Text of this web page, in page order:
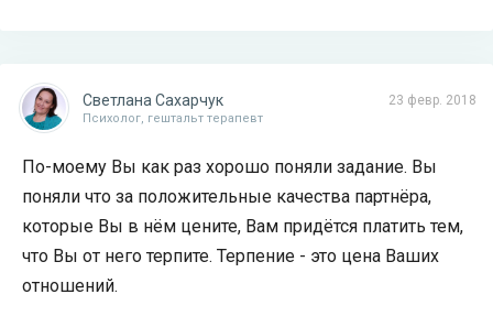
23 февр. 2018
Светлана Сахарчук
Психолог, гештальт терапевт
По-моему Вы как раз хорошо поняли задание. Вы
поняли что за положительные качества партнёра,
которые Вы в нём цените, Вам придётся платить тем,
что Вы от него терпите. Терпение - это цена Ваших
отношений.